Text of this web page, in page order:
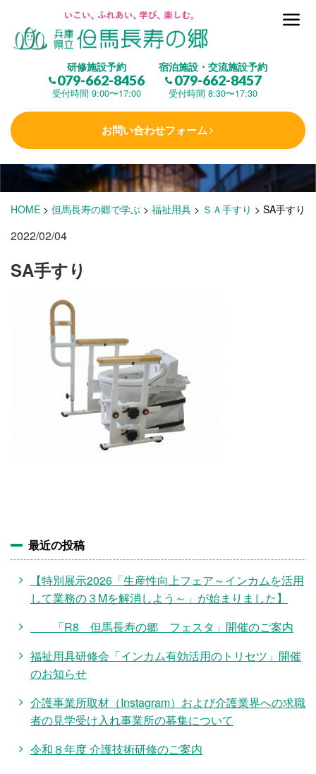
研修施設予約
079-662-8456
受付時間 9:00〜17:00
宿泊施設・交流施設予約
079-662-8457
受付時間 8:30〜17:30
お問い合わせフォーム
但馬長寿の郷とは
(研修施設)
楽しむ
学 ぶ(健康福祉)
泊まる(宿泊)
施設・料金
HOME > 但馬長寿の郷で学ぶ > 福祉用具 > ＳＡ手すり > SA手すり
2022/02/04
SA手すり
最近の投稿
【特別展示2026「生産性向上フェア～インカムを活用
して業務の３Mを解消しよう～」が始まりました】
「R8 但馬長寿の郷 フェスタ」開催のご案内
福祉用具研修会「インカム有効活用のトリセツ」開催
のお知らせ
介護事業所取材（Instagram）および介護業界への求職
者の見学受け入れ事業所の募集について
令和８年度 介護技術研修のご案内